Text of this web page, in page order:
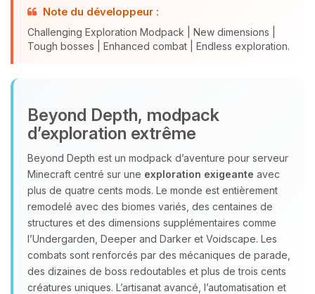
Note du développeur :
Challenging Exploration Modpack | New dimensions |
Tough bosses | Enhanced combat | Endless exploration.
Beyond Depth, modpack
d’exploration extrême
Beyond Depth est un modpack d’aventure pour serveur
Minecraft centré sur une exploration exigeante avec
plus de quatre cents mods. Le monde est entièrement
remodelé avec des biomes variés, des centaines de
structures et des dimensions supplémentaires comme
l’Undergarden, Deeper and Darker et Voidscape. Les
combats sont renforcés par des mécaniques de parade,
des dizaines de boss redoutables et plus de trois cents
créatures uniques. L’artisanat avancé, l’automatisation et
parler ! Moi c’est Choupy, ton petit
assistant BoxToPlay. Dis-moi ce dont
petits circuits pour t’aider.
08/08/2026 à 09:08